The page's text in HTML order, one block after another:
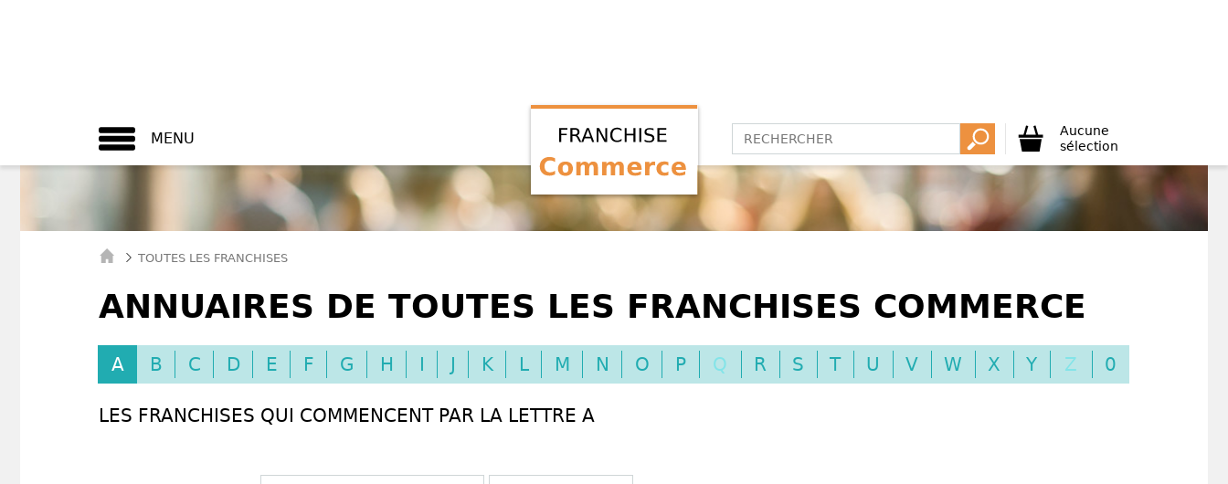
MENU
Aucune
sélection
TOUTES LES FRANCHISES
ANNUAIRES DE TOUTES LES FRANCHISES COMMERCE
A B C D E F G H I J K L M N O P Q R S T U V W X Y Z 0
LES FRANCHISES QUI COMMENCENT PAR LA LETTRE A